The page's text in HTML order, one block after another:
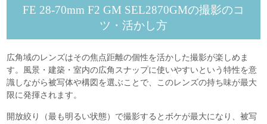
FE 28-70mm F2 GM SEL2870GMの撮影のコ
ツ・活かし方
広角域のレンズはその焦点距離の個性を活かした撮影が楽しめま
す。風景・建築・室内の広角スナップに使いやすいという特性を意
識しながら被写体や構図を選ぶことで、このレンズの持ち味が最大
限に発揮されます。
開放絞り（最も明るい状態）で撮影するとボケが最大になり、被写